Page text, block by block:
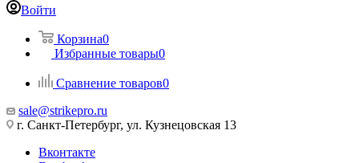
Войти
Корзина0
Избранные товары0
Сравнение товаров0
sale@strikepro.ru
г. Санкт-Петербург, ул. Кузнецовская 13
Вконтакте